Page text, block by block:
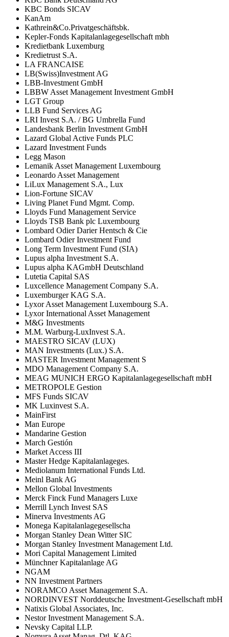
KBC Bonds SICAV
KanAm
Kathrein&Co.Privatgeschäftsbk.
Kepler-Fonds Kapitalanlagegesellschaft mbh
Kredietbank Luxemburg
Kredietrust S.A.
LA FRANCAISE
LB(Swiss)Investment AG
LBB-Investment GmbH
LBBW Asset Management Investment GmbH
LGT Group
LLB Fund Services AG
LRI Invest S.A. / BG Umbrella Fund
Landesbank Berlin Investment GmbH
Lazard Global Active Funds PLC
Lazard Investment Funds
Legg Mason
Lemanik Asset Management Luxembourg
Leonardo Asset Management
LiLux Management S.A., Lux
Lion-Fortune SICAV
Living Planet Fund Mgmt. Comp.
Lloyds Fund Management Service
Lloyds TSB Bank plc Luxembourg
Lombard Odier Darier Hentsch & Cie
Lombard Odier Investment Fund
Long Term Investment Fund (SIA)
Lupus alpha Investment S.A.
Lupus alpha KAGmbH Deutschland
Lutetia Capital SAS
Luxcellence Management Company S.A.
Luxemburger KAG S.A.
Lyxor Asset Management Luxembourg S.A.
Lyxor International Asset Management
M&G Investments
M.M. Warburg-LuxInvest S.A.
MAESTRO SICAV (LUX)
MAN Investments (Lux.) S.A.
MASTER Investment Management S
MDO Management Company S.A.
MEAG MUNICH ERGO Kapitalanlagegesellschaft mbH
METROPOLE Gestion
MFS Funds SICAV
MK Luxinvest S.A.
MainFirst
Man Europe
Mandarine Gestion
March Gestión
Market Access III
Master Hedge Kapitalanlageges.
Mediolanum International Funds Ltd.
Meinl Bank AG
Mellon Global Investments
Merck Finck Fund Managers Luxe
Merrill Lynch Invest SAS
Minerva Investments AG
Monega Kapitalanlagegesellscha
Morgan Stanley Dean Witter SIC
Morgan Stanley Investment Management Ltd.
Mori Capital Management Limited
Münchner Kapitalanlage AG
NGAM
NN Investment Partners
NORAMCO Asset Management S.A.
NORDINVEST Norddeutsche Investment-Gesellschaft mbH
Natixis Global Associates, Inc.
Nestor Investment Management S.A.
Nevsky Capital LLP.